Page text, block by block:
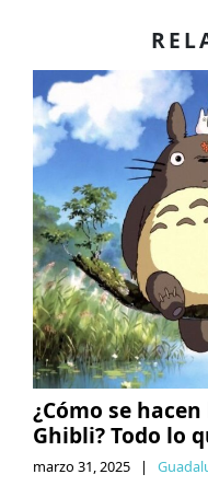
¿Cómo se
Ghibli? Todo lo
marzo 31, 2025 |